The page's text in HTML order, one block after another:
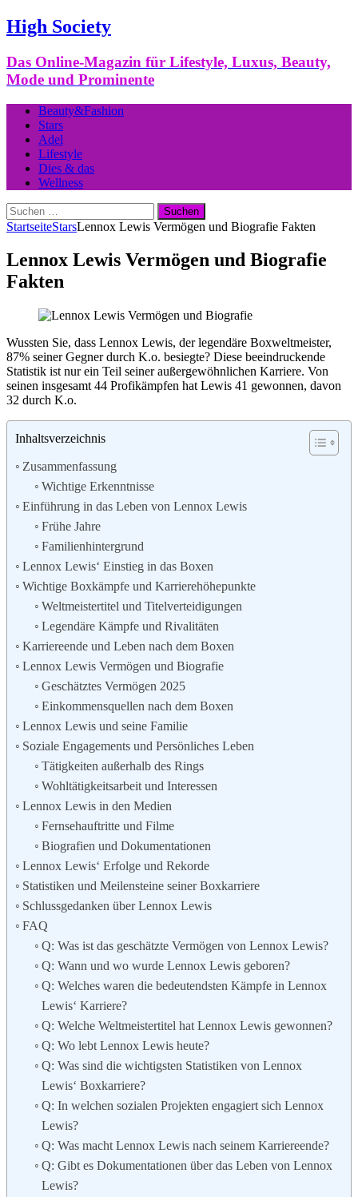
High Society
Das Online-Magazin für Lifestyle, Luxus, Beauty,
Mode und Prominente
Beauty&Fashion
Stars
Adel
Lifestyle
Dies & das
Wellness
Suchen
nach:
StartseiteStarsLennox Lewis Vermögen und Biografie Fakten
Lennox Lewis Vermögen und Biografie
Fakten
Wussten Sie, dass Lennox Lewis, der legendäre Boxweltmeister,
87% seiner Gegner durch K.o. besiegte? Diese beeindruckende
Statistik ist nur ein Teil seiner außergewöhnlichen Karriere. Von
seinen insgesamt 44 Profikämpfen hat Lewis 41 gewonnen, davon
32 durch K.o.
Inhaltsverzeichnis
Zusammenfassung
Wichtige Erkenntnisse
Einführung in das Leben von Lennox Lewis
Frühe Jahre
Familienhintergrund
Lennox Lewis‘ Einstieg in das Boxen
Wichtige Boxkämpfe und Karrierehöhepunkte
Weltmeistertitel und Titelverteidigungen
Legendäre Kämpfe und Rivalitäten
Karriereende und Leben nach dem Boxen
Lennox Lewis Vermögen und Biografie
Geschätztes Vermögen 2025
Einkommensquellen nach dem Boxen
Lennox Lewis und seine Familie
Soziale Engagements und Persönliches Leben
Tätigkeiten außerhalb des Rings
Wohltätigkeitsarbeit und Interessen
Lennox Lewis in den Medien
Fernsehauftritte und Filme
Biografien und Dokumentationen
Lennox Lewis‘ Erfolge und Rekorde
Statistiken und Meilensteine seiner Boxkarriere
Schlussgedanken über Lennox Lewis
FAQ
Q: Was ist das geschätzte Vermögen von Lennox Lewis?
Q: Wann und wo wurde Lennox Lewis geboren?
Q: Welches waren die bedeutendsten Kämpfe in Lennox
Lewis‘ Karriere?
Q: Welche Weltmeistertitel hat Lennox Lewis gewonnen?
Q: Wo lebt Lennox Lewis heute?
Q: Was sind die wichtigsten Statistiken von Lennox
Lewis‘ Boxkarriere?
Q: In welchen sozialen Projekten engagiert sich Lennox
Lewis?
Q: Was macht Lennox Lewis nach seinem Karriereende?
Q: Gibt es Dokumentationen über das Leben von Lennox
Lewis?